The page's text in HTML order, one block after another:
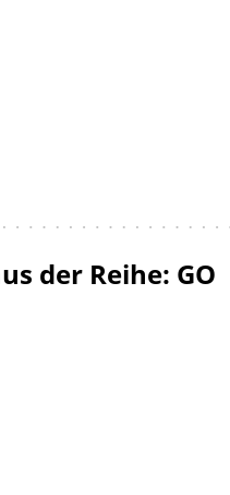
der Reihe: GO